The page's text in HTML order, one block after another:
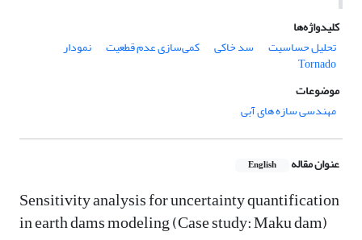
کلیدواژه‌ها
تحلیل حساسیت
سد خاکی کمی‌سازی عدم قطعیت نمودار
Tornado
موضوعات
مهندسی سازه های آبی
عنوان مقاله English
Sensitivity analysis for uncertainty quantification
in earth dams modeling (Case study: Maku dam)